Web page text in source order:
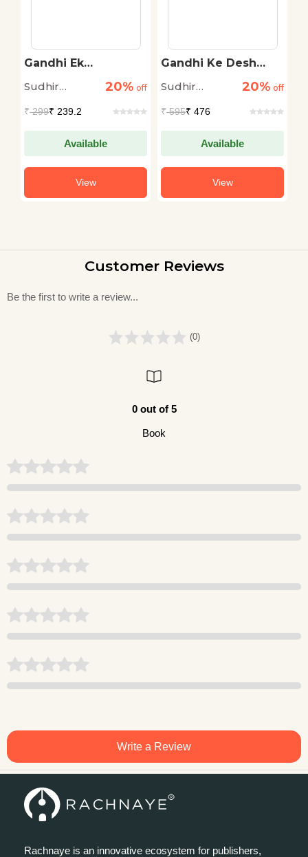
Gandhi Ek
Sambhavna
Sudhir
20% off
₹299₹ 239.2
Available
View
Gandhi Ke Desh
Sudhir
20% off
₹595₹ 476
Available
View
Customer Reviews
Be the first to write a review...
(0)
0 out of 5
Book
Write a Review
Rachnaye is an innovative ecosystem for publishers,